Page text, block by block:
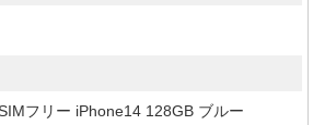
フリー iPhone14 128GB ブルー